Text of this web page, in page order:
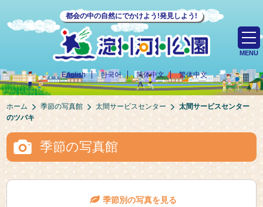
都会の中の自然にでかけよう!発見しよう!
English 한국어 简体中文 繁体中文
MENU
ホーム 季節の写真館 太間サービスセンター
太間サービスセンター
のツバキ
季節の写真館
季節別の写真を見る